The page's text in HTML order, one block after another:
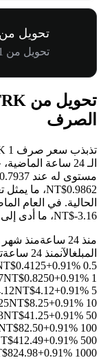
تحويل من MUON إلى TWD
تحويل من 1 MUON إلى NT$28.36K
الصرف
تذبذب سعر صرف 1 STRK مقابل TWD بمقدار
NT$0.9862، ما يمثل تغيرًا قدره
NT$-3.16، ما أدى إلى تغير قيمتها بمقدار
منذ 24 ساعة منذ شهر
المبلغالآنمنذ 24 ساعة
0.5 STRK
+0.91%
1 STRK
NT$0.8250+0.91%
5 STRK
NT$4.12+0.91%
10 STRK
NT$8.25+0.91%
50 STRK
NT$41.25+0.91%
100 STRK
+0.91%
500 STRK
+0.91%
1000 STRK
+0.91%